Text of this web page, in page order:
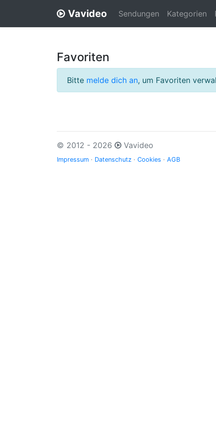
Vavideo Sendungen Kategorien
Favoriten
Bitte melde dich an, um Favoriten
© 2012 - 2026 Vavideo
Impressum · Datenschutz · Cookies · AGB